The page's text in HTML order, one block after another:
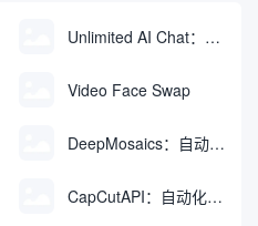
Unlimited AI Chat：免费无限制的AI聊天工具
Video Face Swap
DeepMosaics：自动去除图像和视频中的马赛克，或向其添加马赛克
CapCutAPI：自动化控制CapCut视频剪辑的开源工具